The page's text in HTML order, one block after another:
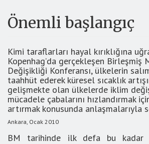
Önemli başlangıç
Kimi taraflarları hayal kırıklığına
Kopenhag’da gerçekleşen
Değişikliği Konferansı, ülkelerin
taahhüt ederek küresel sıcaklık
gelişmekte olan ülkelerde iklim
mücadele çabalarını hızlandırmak
artırmak konusunda anlaşmalarıyla
Ankara, Ocak 2010
BM tarihinde ilk defa bu